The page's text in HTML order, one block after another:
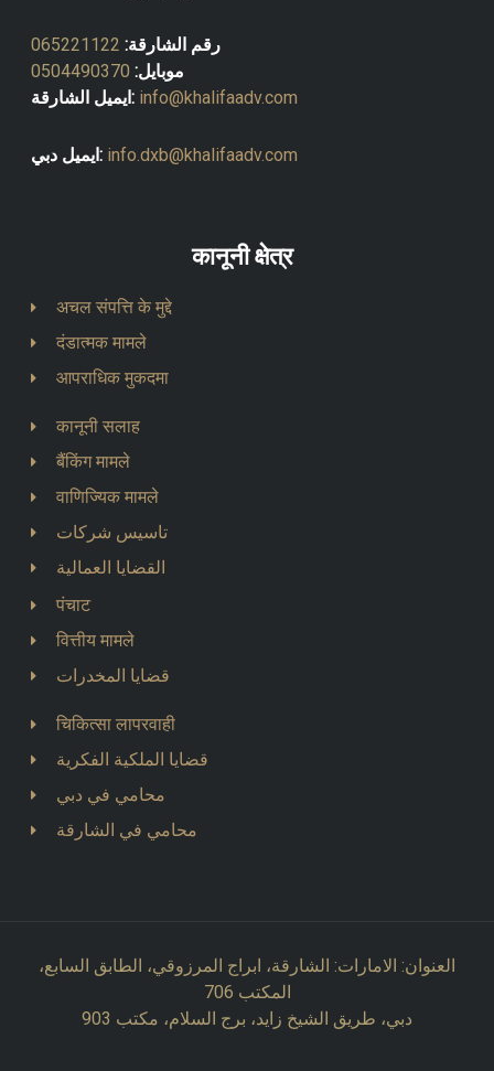
رقم الشارقة: 065221122
موبايل: 0504490370
ايميل الشارقة: info@khalifaadv.com
ايميل دبي: info.dxb@khalifaadv.com
कानूनी क्षेत्र
अचल संपत्ति के मुद्दे
दंडात्मक मामले
आपराधिक मुकदमा
कानूनी सलाह
बैंकिंग मामले
वाणिज्यिक मामले
تاسيس شركات
القضايا العمالية
पंचाट
वित्तीय मामले
قضايا المخدرات
चिकित्सा लापरवाही
قضايا الملكية الفكرية
محامي في دبي
محامي في الشارقة
العنوان: الامارات: الشارقة، ابراج المرزوقي، الطابق السابع،
المكتب 706
دبي، طريق الشيخ زايد، برج السلام، مكتب 903